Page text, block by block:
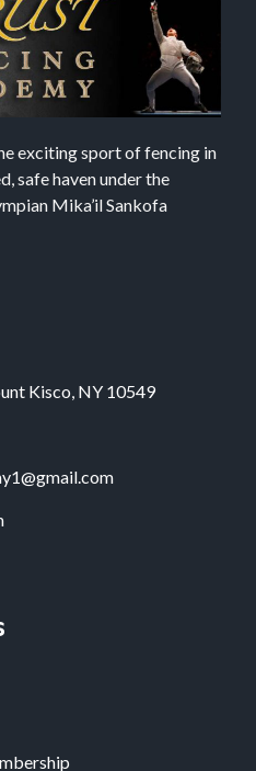
exciting sport of fencing in
safe haven under the
Mika’il Sankofa
Kisco, NY 10549